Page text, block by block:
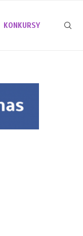
KONKURSY